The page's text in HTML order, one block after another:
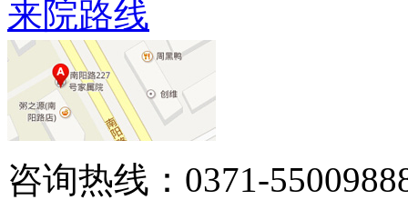
来院路线
咨询热线：0371-